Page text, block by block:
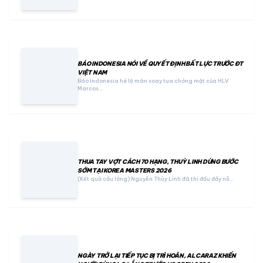
BÁO INDONESIA NÓI VỀ QUYẾT ĐỊNH BẤT LỰC TRƯỚC ĐT
VIỆT NAM
Báo Indonesia hé lộ màn xoay tua chóng mặt của HLV
Marcos…
THUA TAY VỢT CÁCH 70 HẠNG, THUỲ LINH DỪNG BƯỚC
SỚM TẠI KOREA MASTERS 2026
(Kết quả cầu lông) Nguyễn Thùy Linh đã thi đấu đầy nỗ…
NGÀY TRỞ LẠI TIẾP TỤC BỊ TRÌ HOÃN, ALCARAZ KHIẾN